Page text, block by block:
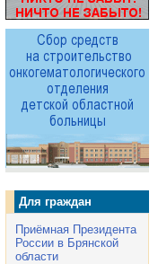
Для граждан
Приёмная Президента
России в Брянской
области